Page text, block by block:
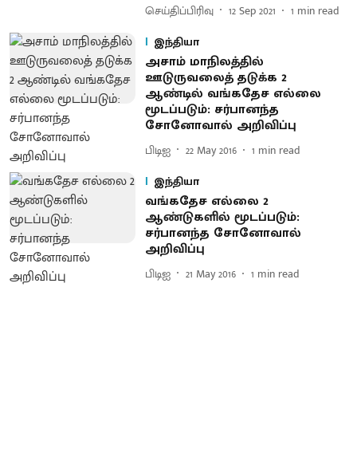
செய்திப்பிரிவு 12 Sep 2021 1 min read
இந்தியா
அசாம் மாநிலத்தில்
ஊடுருவலைத் தடுக்க 2
ஆண்டில் வங்கதேச எல்லை
மூடப்படும் : சர்பானந்த
சோனோவால் அறிவிப்பு
பிடிஐ 22 May 2016 1 min read
இந்தியா
வங்கதேச எல்லை 2
ஆண்டுகளில் மூடப்படும்:
சர்பானந்த சோனோவால்
அறிவிப்பு
பிடிஐ 21 May 2016 1 min read